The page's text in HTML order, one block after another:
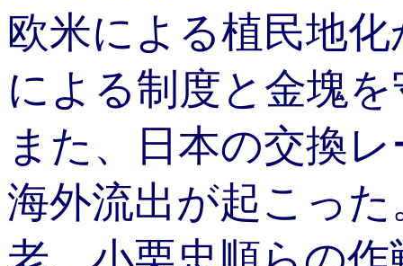
欧米による植民地
による制度と金塊
また、日本の交換
海外流出が起こっ